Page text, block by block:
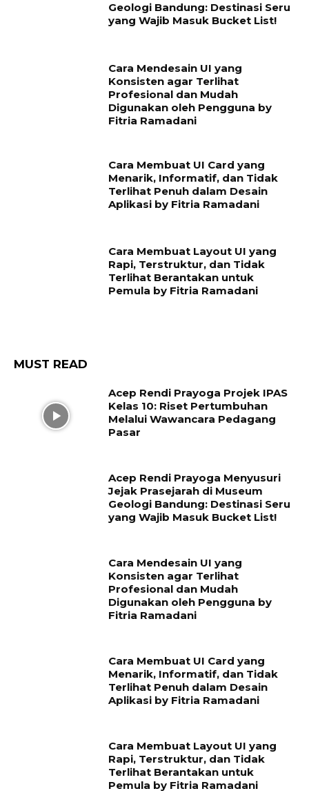
Geologi Bandung: Destinasi Seru
yang Wajib Masuk Bucket List!
Cara Mendesain UI yang
Konsisten agar Terlihat
Profesional dan Mudah
Digunakan oleh Pengguna by
Fitria Ramadani
Cara Membuat UI Card yang
Menarik, Informatif, dan Tidak
Terlihat Penuh dalam Desain
Aplikasi by Fitria Ramadani
Cara Membuat Layout UI yang
Rapi, Terstruktur, dan Tidak
Terlihat Berantakan untuk
Pemula by Fitria Ramadani
MUST READ
Acep Rendi Prayoga Projek IPAS
Kelas 10: Riset Pertumbuhan
Melalui Wawancara Pedagang
Pasar
Acep Rendi Prayoga Menyusuri
Jejak Prasejarah di Museum
Geologi Bandung: Destinasi Seru
yang Wajib Masuk Bucket List!
Cara Mendesain UI yang
Konsisten agar Terlihat
Profesional dan Mudah
Digunakan oleh Pengguna by
Fitria Ramadani
Cara Membuat UI Card yang
Menarik, Informatif, dan Tidak
Terlihat Penuh dalam Desain
Aplikasi by Fitria Ramadani
Cara Membuat Layout UI yang
Rapi, Terstruktur, dan Tidak
Terlihat Berantakan untuk
Pemula by Fitria Ramadani